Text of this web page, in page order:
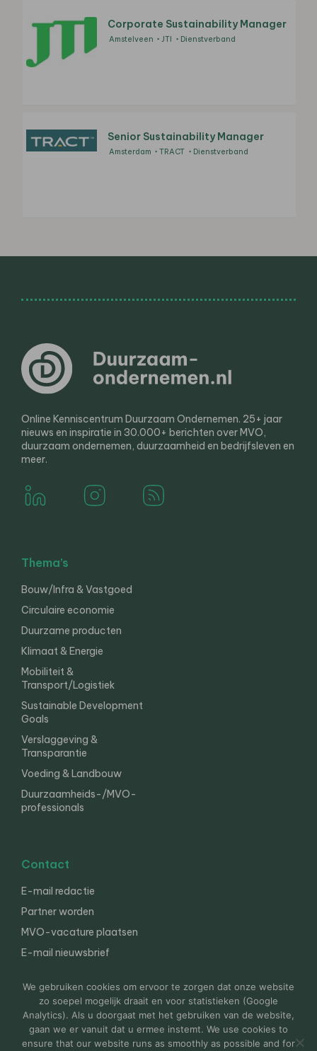
Corporate Sustainability Manager
Amstelveen JTI Dienstverband
Senior Sustainability Manager
Amsterdam TRACT Dienstverband
Online Kenniscentrum Duurzaam Ondernemen. 25+ jaar
nieuws en inspiratie in 30.000+ berichten over MVO,
duurzaam ondernemen, duurzaamheid en bedrijfsleven en
meer.
Thema’s
Bouw/Infra & Vastgoed
Circulaire economie
Duurzame producten
Klimaat & Energie
Mobiliteit &
Transport/Logistiek
Sustainable Development
Goals
Verslaggeving &
Transparantie
Voeding & Landbouw
Duurzaamheids-/MVO-
professionals
Contact
E-mail redactie
Partner worden
MVO-vacature plaatsen
E-mail nieuwsbrief
© 2000-2026 Van der Molen EIS Colofon
Disclaimer
Privacy
We gebruiken cookies om ervoor te zorgen dat onze website
zo soepel mogelijk draait en voor statistieken (Google
Analytics). Als u doorgaat met het gebruiken van de website,
gaan we er vanuit dat u ermee instemt. We use cookies to
ensure that our website runs as smoothly as possible and for